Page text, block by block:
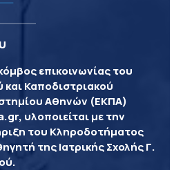
επικοινωνίας του
και Καποδιστριακού
Αθηνών (ΕΚΠΑ)
υλοποιείται με την
του Κληροδοτήματος
της Ιατρικής Σχολής Γ.